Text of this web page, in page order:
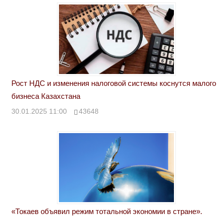
Рост НДС и изменения налоговой системы коснутся малого
бизнеса Казахстана
30.01.2025 11:00 43648
«Токаев объявил режим тотальной экономии в стране».